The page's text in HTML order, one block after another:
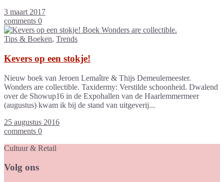
3 maart 2017
comments 0
Tips & Boeken, Trends
Kevers op een stokje!
Nieuw boek van Jeroen Lemaître & Thijs Demeulemeester.
Wonders are collectible. Taxidermy: Verstilde schoonheid. Dwalend
over de Showup16 in de Expohallen van de Haarlemmermeer
(augustus) kwam ik bij de stand van uitgeverij...
25 augustus 2016
comments 0
Cultuur & Retail
Volg ons